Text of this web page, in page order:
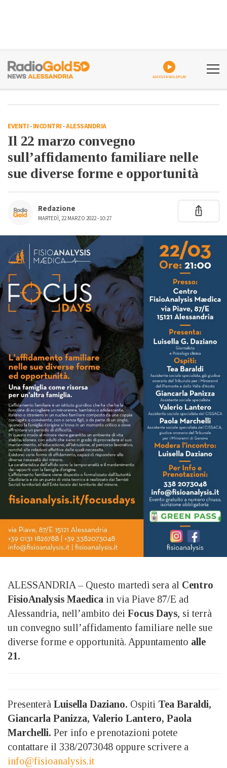
ASCOLTA GOLDPLAY
EVENTI-INCONTRI-ALESSANDRIA
Il 22 marzo convegno
sull’affidamento familiare nelle
sue diverse forme e opportunità
Redazione
MARTEDÌ, 22 MARZO 2022 - 10:27
ALESSANDRIA – Questo martedì sera al Centro
FisioAnalysis Maedica in via Piave 87/E ad
Alessandria, nell’ambito dei Focus Days, si terrà
un convegno sull’affidamento familiare nelle sue
diverse forme e opportunità. Appuntamento alle
21.
Presenterà Luisella Daziano. Ospiti Tea Baraldi,
Giancarla Panizza, Valerio Lantero, Paola
Marchelli. Per info e prenotazioni potete
contattare il 338/2073048 oppure scrivere a
info@fisioanalysis.it